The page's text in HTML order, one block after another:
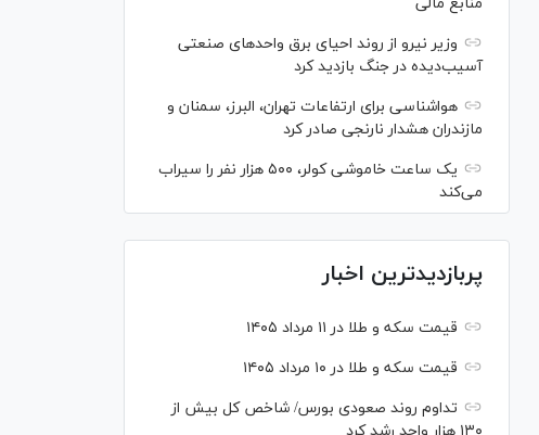
وزیر نیرو از روند احیای برق واحدهای صنعتی
آسیب‌دیده در جنگ بازدید کرد
هواشناسی برای ارتفاعات تهران، البرز، سمنان و
مازندران هشدار نارنجی صادر کرد
یک ساعت خاموشی کولر، ۵۰۰ هزار نفر را سیراب
می‌کند
پربازدیدترین اخبار
قیمت سکه و طلا در ۱۱ مرداد ۱۴۰۵
قیمت سکه و طلا در ۱۰ مرداد ۱۴۰۵
تداوم روند صعودی بورس/ شاخص کل بیش از